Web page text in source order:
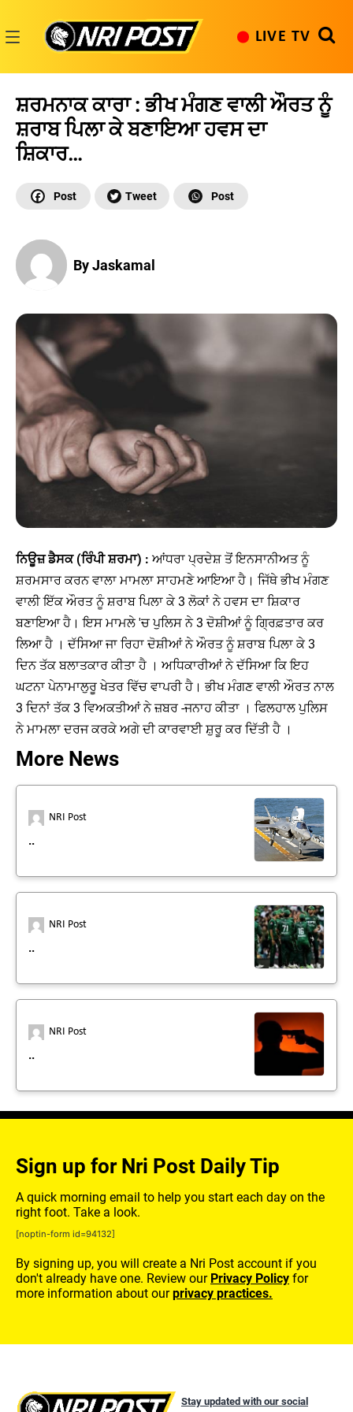
content
LIVE TV
ਸ਼ਰਮਨਾਕ ਕਾਰਾ : ਭੀਖ ਮੰਗਣ ਵਾਲੀ ਔਰਤ ਨੂੰ
ਸ਼ਰਾਬ ਪਿਲਾ ਕੇ ਬਣਾਇਆ ਹਵਸ ਦਾ
ਸ਼ਿਕਾਰ…
By Jaskamal
ਨਿਊਜ਼ ਡੈਸਕ (ਰਿੰਪੀ ਸ਼ਰਮਾ) : ਆਂਧਰਾ ਪ੍ਰਦੇਸ਼ ਤੋਂ ਇਨਸਾਨੀਅਤ ਨੂੰ
ਸ਼ਰਮਸਾਰ ਕਰਨ ਵਾਲਾ ਮਾਮਲਾ ਸਾਹਮਣੇ ਆਇਆ ਹੈ। ਜਿੱਥੇ ਭੀਖ ਮੰਗਣ
ਵਾਲੀ ਇੱਕ ਔਰਤ ਨੂੰ ਸ਼ਰਾਬ ਪਿਲਾ ਕੇ 3 ਲੋਕਾਂ ਨੇ ਹਵਸ ਦਾ ਸ਼ਿਕਾਰ
ਬਣਾਇਆ ਹੈ। ਇਸ ਮਾਮਲੇ 'ਚ ਪੁਲਿਸ ਨੇ 3 ਦੋਸ਼ੀਆਂ ਨੂੰ ਗ੍ਰਿਫ਼ਤਾਰ ਕਰ
ਲਿਆ ਹੈ । ਦੱਸਿਆ ਜਾ ਰਿਹਾ ਦੋਸ਼ੀਆਂ ਨੇ ਔਰਤ ਨੂੰ ਸ਼ਰਾਬ ਪਿਲਾ ਕੇ 3
ਦਿਨ ਤੱਕ ਬਲਾਤਕਾਰ ਕੀਤਾ ਹੈ । ਅਧਿਕਾਰੀਆਂ ਨੇ ਦੱਸਿਆ ਕਿ ਇਹ
ਘਟਨਾ ਪੇਨਾਮਾਲੁਰੂ ਖੇਤਰ ਵਿੱਚ ਵਾਪਰੀ ਹੈ। ਭੀਖ ਮੰਗਣ ਵਾਲੀ ਔਰਤ ਨਾਲ
3 ਦਿਨਾਂ ਤੱਕ 3 ਵਿਅਕਤੀਆਂ ਨੇ ਜ਼ਬਰ -ਜਨਾਹ ਕੀਤਾ । ਫਿਲਹਾਲ ਪੁਲਿਸ
ਨੇ ਮਾਮਲਾ ਦਰਜ ਕਰਕੇ ਅਗੇ ਦੀ ਕਾਰਵਾਈ ਸ਼ੁਰੂ ਕਰ ਦਿੱਤੀ ਹੈ ।
More News
NRI Post
..
NRI Post
..
NRI Post
..
Sign up for Nri Post Daily Tip
A quick morning email to help you start each day on the
right foot. Take a look.
[noptin-form id=94132]
By signing up, you will create a Nri Post account if you
don't already have one. Review our Privacy Policy for
more information about ourprivacy practices.
Stay updated with our social